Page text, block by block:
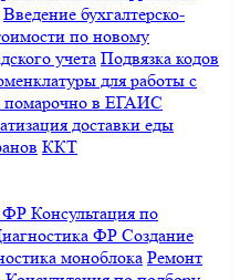
Введение бухгалтерско-
по новому
учета Подвязка кодов
для работы с
помарочно в ЕГАИС
доставки еды
ККТ
ФР Консультация по
ФР Создание
моноблока Ремонт